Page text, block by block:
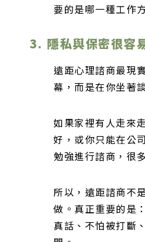
要的是哪一種工作
3. 隱私與保密很容
遠距心理諮商最現
幕，而是在你坐著
如果家裡有人走來
好，或你只能在公
勉強進行諮商，很
所以，遠距諮商不
做。真正重要的是
真話、不怕被打斷